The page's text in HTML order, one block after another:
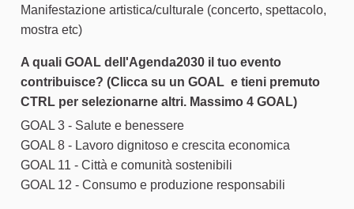
Manifestazione artistica/culturale (concerto, spettacolo,
mostra etc)
A quali GOAL dell'Agenda2030 il tuo evento
contribuisce? (Clicca su un GOAL e tieni premuto
CTRL per selezionarne altri. Massimo 4 GOAL)
GOAL 3 - Salute e benessere
GOAL 8 - Lavoro dignitoso e crescita economica
GOAL 11 - Città e comunità sostenibili
GOAL 12 - Consumo e produzione responsabili